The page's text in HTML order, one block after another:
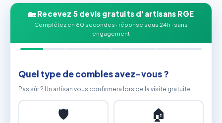
🏡 Recevez 5 devis gratuits d'artisans RGE
Complétez en 60 secondes · réponse sous 24h · sans
engagement
Quel type de combles avez-vous ?
Pas sûr ? Un artisan vous confirmera lors de la visite gratuite.
🛡 🏠